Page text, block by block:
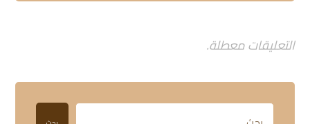
التعليقات معطلة.